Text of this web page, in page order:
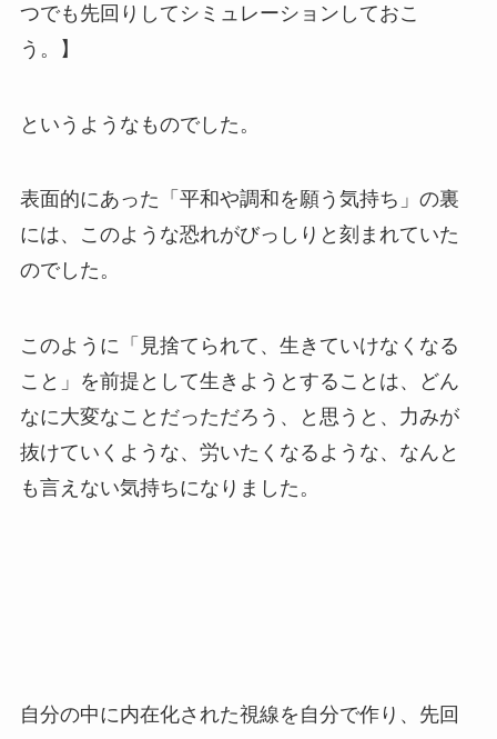
つでも先回りしてシミュレーションしておこ
う。】
というようなものでした。
表面的にあった「平和や調和を願う気持ち」の裏
には、このような恐れがびっしりと刻まれていた
のでした。
このように「見捨てられて、生きていけなくなる
こと」を前提として生きようとすることは、どん
なに大変なことだっただろう、と思うと、力みが
抜けていくような、労いたくなるような、なんと
も言えない気持ちになりました。
自分の中に内在化された視線を自分で作り、先回